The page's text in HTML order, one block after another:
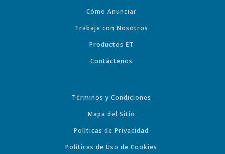
Cómo Anunciar
Trabaje con Nosotros
Productos ET
Contáctenos
Términos y Condiciones
Mapa del Sitio
Políticas de Privacidad
Políticas de Uso de Cookies